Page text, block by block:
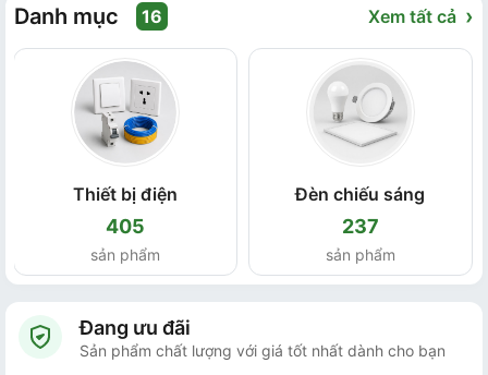
Danh mục 16 Xem tất cả ›
Thiết bị điện
405
sản phẩm
Đèn chiếu sáng
237
sản phẩm
Đang ưu đãi
Sản phẩm chất lượng với giá tốt nhất dành cho bạn